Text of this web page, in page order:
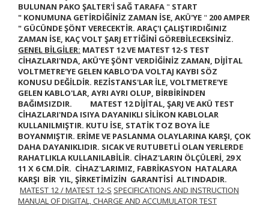
BULUNAN PAKO ŞALTER'İ SAĞ TARAFA " START
" KONUMUNA GETİRDİĞİNİZ ZAMAN İSE, AKÜ'YE " 200 AMPER
" GÜCÜNDE ŞÖNT VERECEKTİR. ARAÇ'I ÇALIŞTIRDIĞINIZ
ZAMAN İSE, KAÇ VOLT ŞARJ ETTİĞİNİ GÖREBİLECEKSİNİZ.
GENEL BİLGİLER: MATEST 12VE MATEST 12-S TEST
CİHAZLARI'NDA, AKÜ'YE ŞÖNT VERDİĞİNİZ ZAMAN, DİJİTAL
VOLTMETRE'YE GELEN KABLO'DA VOLTAJ KAYBI SÖZ
KONUSU DEĞİLDİR. REZİSTANS'LAR İLE, VOLTMETRE'YE
GELEN KABLO'LAR, AYRI AYRI OLUP, BİRBİRİNDEN
BAĞIMSIZDIR.
MATEST 12 DİJİTAL, ŞARJ VE AKÜ TEST
CİHAZLARI'NDA ISIYA DAYANIKLI SİLİKON KABLOLAR
KULLANILMIŞTIR. KUTU İSE, STATİK TOZ BOYA İLE
BOYANMIŞTIR. ERİME VE PASLANMA OLAYLARINA KARŞI, ÇOK
DAHA DAYANIKLIDIR. SICAK VE RUTUBETLİ OLAN YERLERDE
RAHATLIKLA KULLANILABİLİR. CİHAZ'LARIN ÖLÇÜLERİ, 29 X
11 X 6 CM.DİR. CİHAZ'LARIMIZ, FABRİKASYON HATALARA
KARŞI BİR YIL, ŞİRKETİMİZİN GARANTİSİ ALTINDADIR.
MATEST 12 / MATEST 12-S SPECIFICATIONS AND INSTRUCTION
MANUAL OF DIGITAL, CHARGE AND ACCUMULATOR TEST